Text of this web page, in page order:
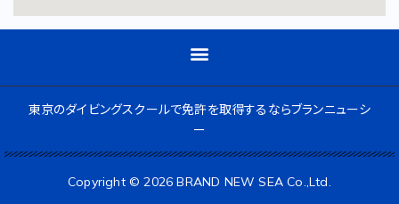
東京のダイビングスクールで免許を取得するならブランニューシ
ー
Copyright © 2026 BRAND NEW SEA Co.,Ltd.